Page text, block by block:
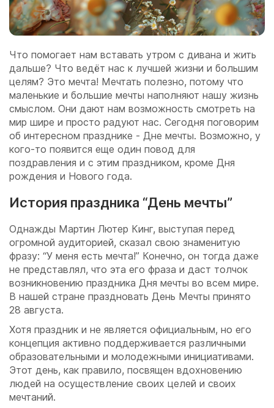
Что помогает нам вставать утром с дивана и жить
дальше? Что ведёт нас к лучшей жизни и большим
целям? Это мечта! Мечтать полезно, потому что
маленькие и большие мечты наполняют нашу жизнь
смыслом. Они дают нам возможность смотреть на
мир шире и просто радуют нас. Сегодня поговорим
об интересном празднике - Дне мечты. Возможно, у
кого-то появится еще один повод для
поздравления и с этим праздником, кроме Дня
рождения и Нового года.
История праздника “День мечты”
Однажды Мартин Лютер Кинг, выступая перед
огромной аудиторией, сказал свою знаменитую
фразу: “У меня есть мечта!” Конечно, он тогда даже
не представлял, что эта его фраза и даст толчок
возникновению праздника Дня мечты во всем мире.
В нашей стране праздновать День Мечты принято
28 августа.
Хотя праздник и не является официальным, но его
концепция активно поддерживается различными
образовательными и молодежными инициативами.
Этот день, как правило, посвящен вдохновению
людей на осуществление своих целей и своих
мечтаний.